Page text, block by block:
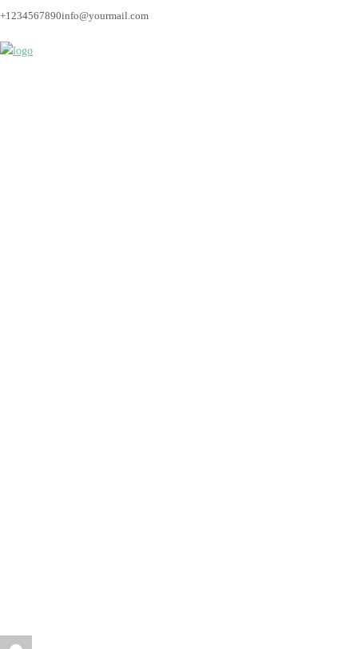
+1234567890info@yourmail.com